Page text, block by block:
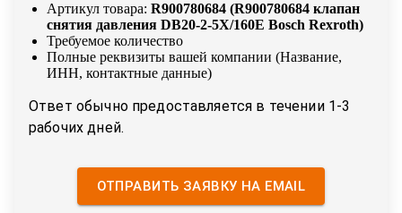
Артикул товара: R900780684 (R900780684 клапан
снятия давления DB20-2-5X/160E Bosch Rexroth)
Требуемое количество
Полные реквизиты вашей компании (Название,
ИНН, контактные данные)
Ответ обычно предоставляется в течении 1-3
рабочих дней.
ОТПРАВИТЬ ЗАЯВКУ НА EMAIL